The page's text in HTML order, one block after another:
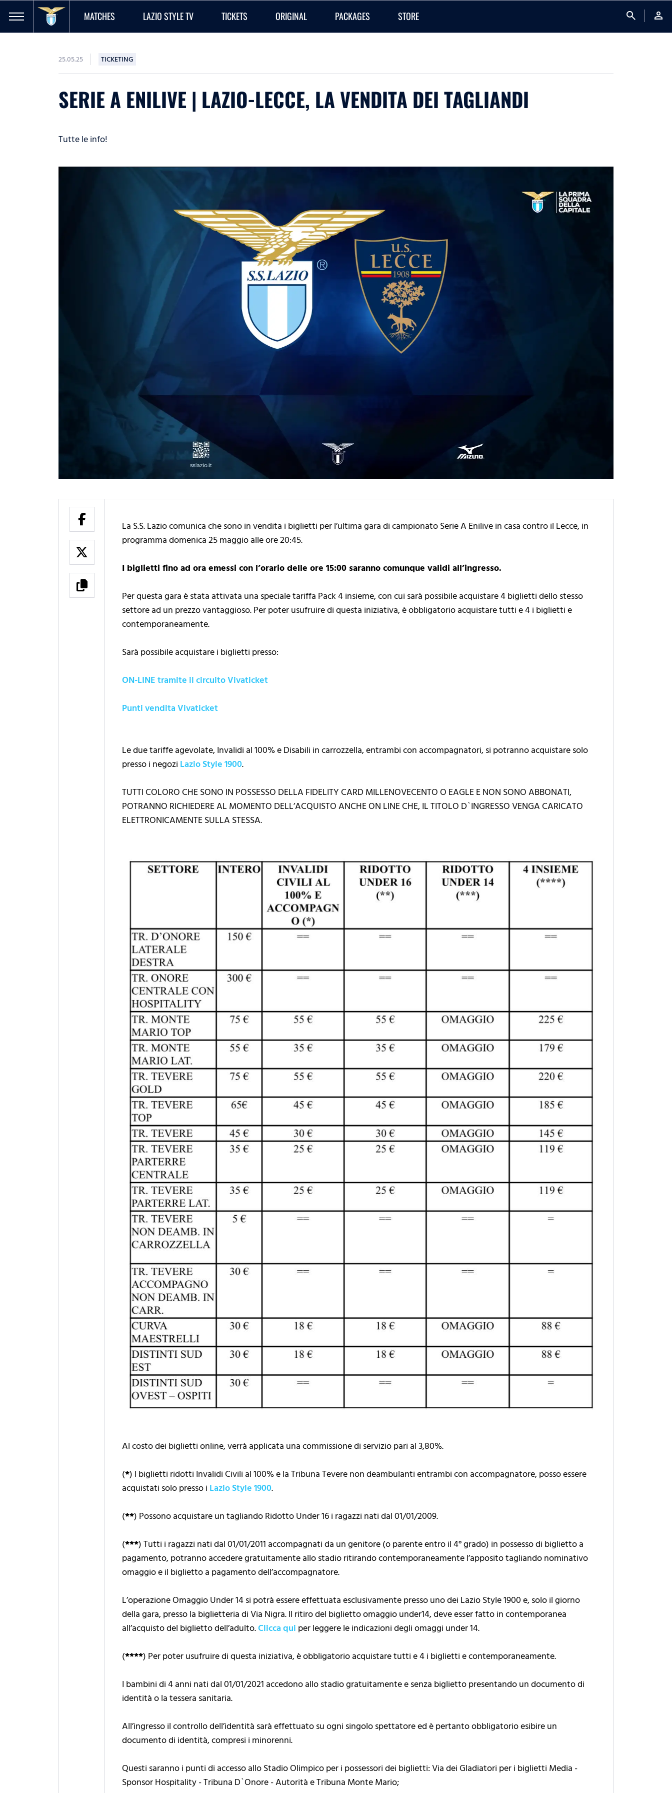
MATCHES LAZIO STYLE TV TICKETS ORIGINAL PACKAGES STORE search person
25.05.25 TICKETING
SERIE A ENILIVE | LAZIO-LECCE, LA VENDITA DEI TAGLIANDI
Tutte le info!
La S.S. Lazio comunica che sono in vendita i biglietti per l’ultima gara di campionato Serie A Enilive in casa contro il Lecce, in
programma domenica 25 maggio alle ore 20:45.
I biglietti fino ad ora emessi con l’orario delle ore 15:00 saranno comunque validi all’ingresso.
Per questa gara è stata attivata una speciale tariffa Pack 4 insieme, con cui sarà possibile acquistare 4 biglietti dello stesso
settore ad un prezzo vantaggioso. Per poter usufruire di questa iniziativa, è obbligatorio acquistare tutti e 4 i biglietti e
contemporaneamente.
Sarà possibile acquistare i biglietti presso:
ON-LINE tramite il circuito Vivaticket
Punti vendita Vivaticket
Le due tariffe agevolate, Invalidi al 100% e Disabili in carrozzella, entrambi con accompagnatori, si potranno acquistare solo
presso i negozi Lazio Style 1900.
TUTTI COLORO CHE SONO IN POSSESSO DELLA FIDELITY CARD MILLENOVECENTO O EAGLE E NON SONO ABBONATI,
POTRANNO RICHIEDERE AL MOMENTO DELL’ACQUISTO ANCHE ON LINE CHE, IL TITOLO D`INGRESSO VENGA CARICATO
ELETTRONICAMENTE SULLA STESSA.
Al costo dei biglietti online, verrà applicata una commissione di servizio pari al 3,80%.
(*) I biglietti ridotti Invalidi Civili al 100% e la Tribuna Tevere non deambulanti entrambi con accompagnatore, posso essere
acquistati solo presso i Lazio Style 1900.
(**) Possono acquistare un tagliando Ridotto Under 16 i ragazzi nati dal 01/01/2009.
(***) Tutti i ragazzi nati dal 01/01/2011 accompagnati da un genitore (o parente entro il 4° grado) in possesso di biglietto a
pagamento, potranno accedere gratuitamente allo stadio ritirando contemporaneamente l’apposito tagliando nominativo
omaggio e il biglietto a pagamento dell’accompagnatore.
L’operazione Omaggio Under 14 si potrà essere effettuata esclusivamente presso uno dei Lazio Style 1900 e, solo il giorno
della gara, presso la biglietteria di Via Nigra. Il ritiro del biglietto omaggio under14, deve esser fatto in contemporanea
all’acquisto del biglietto dell’adulto.Clicca qui per leggere le indicazioni degli omaggi under 14.
(****) Per poter usufruire di questa iniziativa, è obbligatorio acquistare tutti e 4 i biglietti e contemporaneamente.
I bambini di 4 anni nati dal 01/01/2021 accedono allo stadio gratuitamente e senza biglietto presentando un documento di
identità o la tessera sanitaria.
All’ingresso il controllo dell’identità sarà effettuato su ogni singolo spettatore ed è pertanto obbligatorio esibire un
documento di identità, compresi i minorenni.
Questi saranno i punti di accesso allo Stadio Olimpico per i possessori dei biglietti: Via dei Gladiatori per i biglietti Media -
Sponsor Hospitality - Tribuna D`Onore - Autorità e Tribuna Monte Mario;